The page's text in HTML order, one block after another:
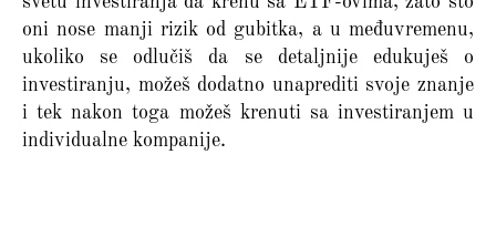
oni nose manji rizik od gubitka, a u međuvremenu,
ukoliko se odlučiš da se detaljnije edukuješ o
investiranju, možeš dodatno unaprediti svoje znanje
i tek nakon toga možeš krenuti sa investiranjem u
individualne kompanije.